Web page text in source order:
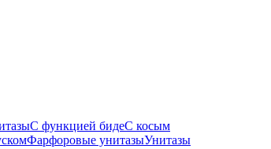
С функцией бидеС косым
Фарфоровые унитазыУнитазы